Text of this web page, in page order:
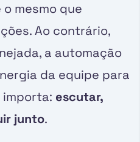
mesmo que
Ao contrário,
a automação
da equipe para
importa: escutar,
junto.